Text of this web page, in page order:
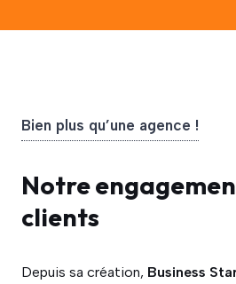
Bien plus qu’une agence !
Notre
clients
Depuis sa création, Business